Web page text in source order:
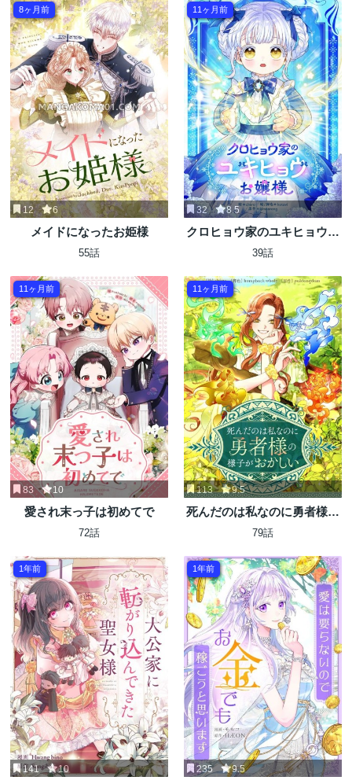
8ヶ月前
12 6
メイドになったお姫様
55話
11ヶ月前
32 8.5
クロヒョウ家のユキヒョウお
嬢様
39話
11ヶ月前
83 10
愛され末っ子は初めてで
72話
11ヶ月前
113 9.5
死んだのは私なのに勇者様の
様子がおかしい
79話
1年前
141 10
1年前
235 9.5